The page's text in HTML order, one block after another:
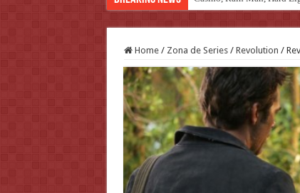
Home / Zona de Series / Revolution /